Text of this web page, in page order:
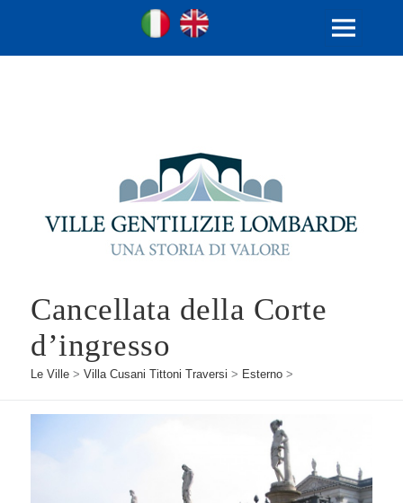
Ville Gentilizie Lombarde
Ita
MENU
Cancellata della Corte
d’ingresso
Le Ville >Villa Cusani Tittoni Traversi > Esterno >